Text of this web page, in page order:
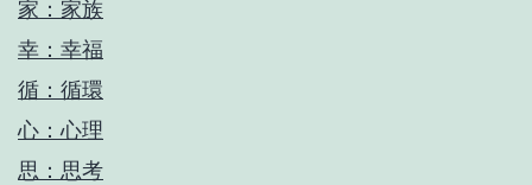
家：家族
幸：幸福
循：循環
心：心理
思：思考